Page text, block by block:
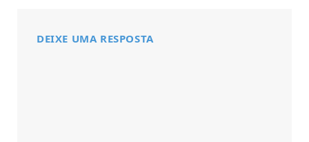
DEIXE UMA RESPOSTA